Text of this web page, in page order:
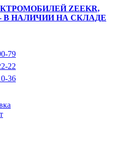
ZEEKR,
- В НАЛИЧИИ НА СКЛАДЕ
79
22
36